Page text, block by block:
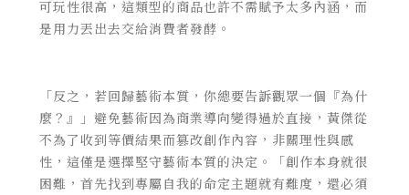
可玩性很高，這類型的商品也許不需賦予太多內涵，而
是用力丟出去交給消費者發酵。
「反之，若回歸藝術本質，你總要告訴觀眾一個『為什
麼？』」避免藝術因為商業導向變得過於直接，黃傑從
不為了收到等價結果而篡改創作內容，非關理性與感
性，這僅是選擇堅守藝術本質的決定。「創作本身就很
困難，首先找到專屬自我的命定主題就有難度，還必須